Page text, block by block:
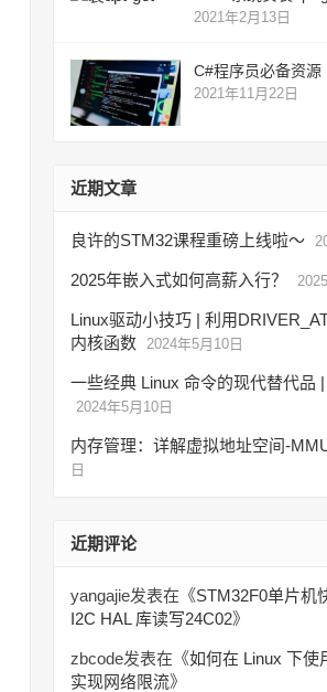
2021年2月13日
C#程序员必备资源
2021年11月22日
近期文章
良许的STM32课程重磅上线啦～
2025年嵌入式如何高薪入行？
Linux驱动小技巧 | 利用
内核函数 2024年5月10日
一些经典 Linux 命令的现代替代品
2024年5月10日
内存管理：详解虚拟地址空间-
日
近期评论
yangajie发表在《STM32F0单片机
I2C HAL 库读写24C02》
zbcode发表在《如何在 Linux 下使
实现网络限流》